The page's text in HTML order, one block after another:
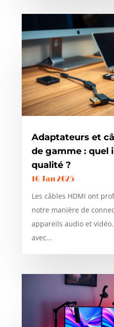
Adaptateurs et
de gamme : quel
qualité ?
16 Jan 2025
Les câbles HDMI ont
notre manière de
appareils audio et
avec...